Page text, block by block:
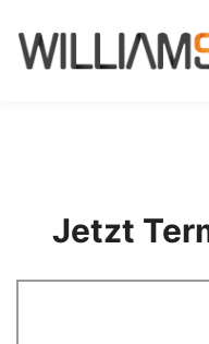
Jetzt